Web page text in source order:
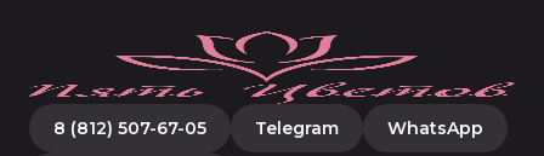
8 (812) 507-67-05 Telegram WhatsApp